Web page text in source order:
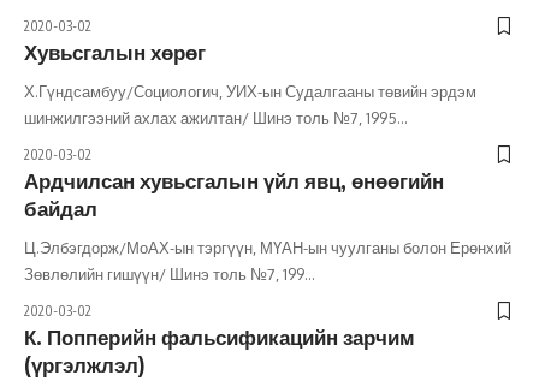
2020-03-02
Хувьсгалын хөрөг
Х.Гүндсамбуу/Социологич, УИХ-ын Судалгааны төвийн эрдэм
шинжилгээний ахлах ажилтан/ Шинэ толь №7, 1995…
2020-03-02
Ардчилсан хувьсгалын үйл явц, өнөөгийн
байдал
Ц.Элбэгдорж/МоАХ-ын тэргүүн, МҮАН-ын чуулганы болон Ерөнхий
Зөвлөлийн гишүүн/ Шинэ толь №7, 199…
2020-03-02
К. Попперийн фальсификацийн зарчим
(үргэлжлэл)